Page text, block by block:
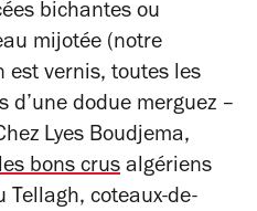
bichantes ou
mijotée (notre
est vernis, toutes les
dodue merguez –
Lyes Boudjema,
bons crus algériens
Tellagh, coteaux-de-